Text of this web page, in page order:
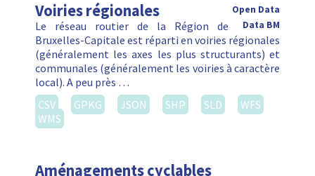
Voiries régionales
Open Data
Data BM
Le réseau routier de la Région de
Bruxelles-Capitale est réparti en voiries régionales
(généralement les axes les plus structurants) et
communales (généralement les voiries à caractère
local). A peu près …
CSV
GPKG JSON SHP SLD
WFS
WMS
Aménagements cyclables